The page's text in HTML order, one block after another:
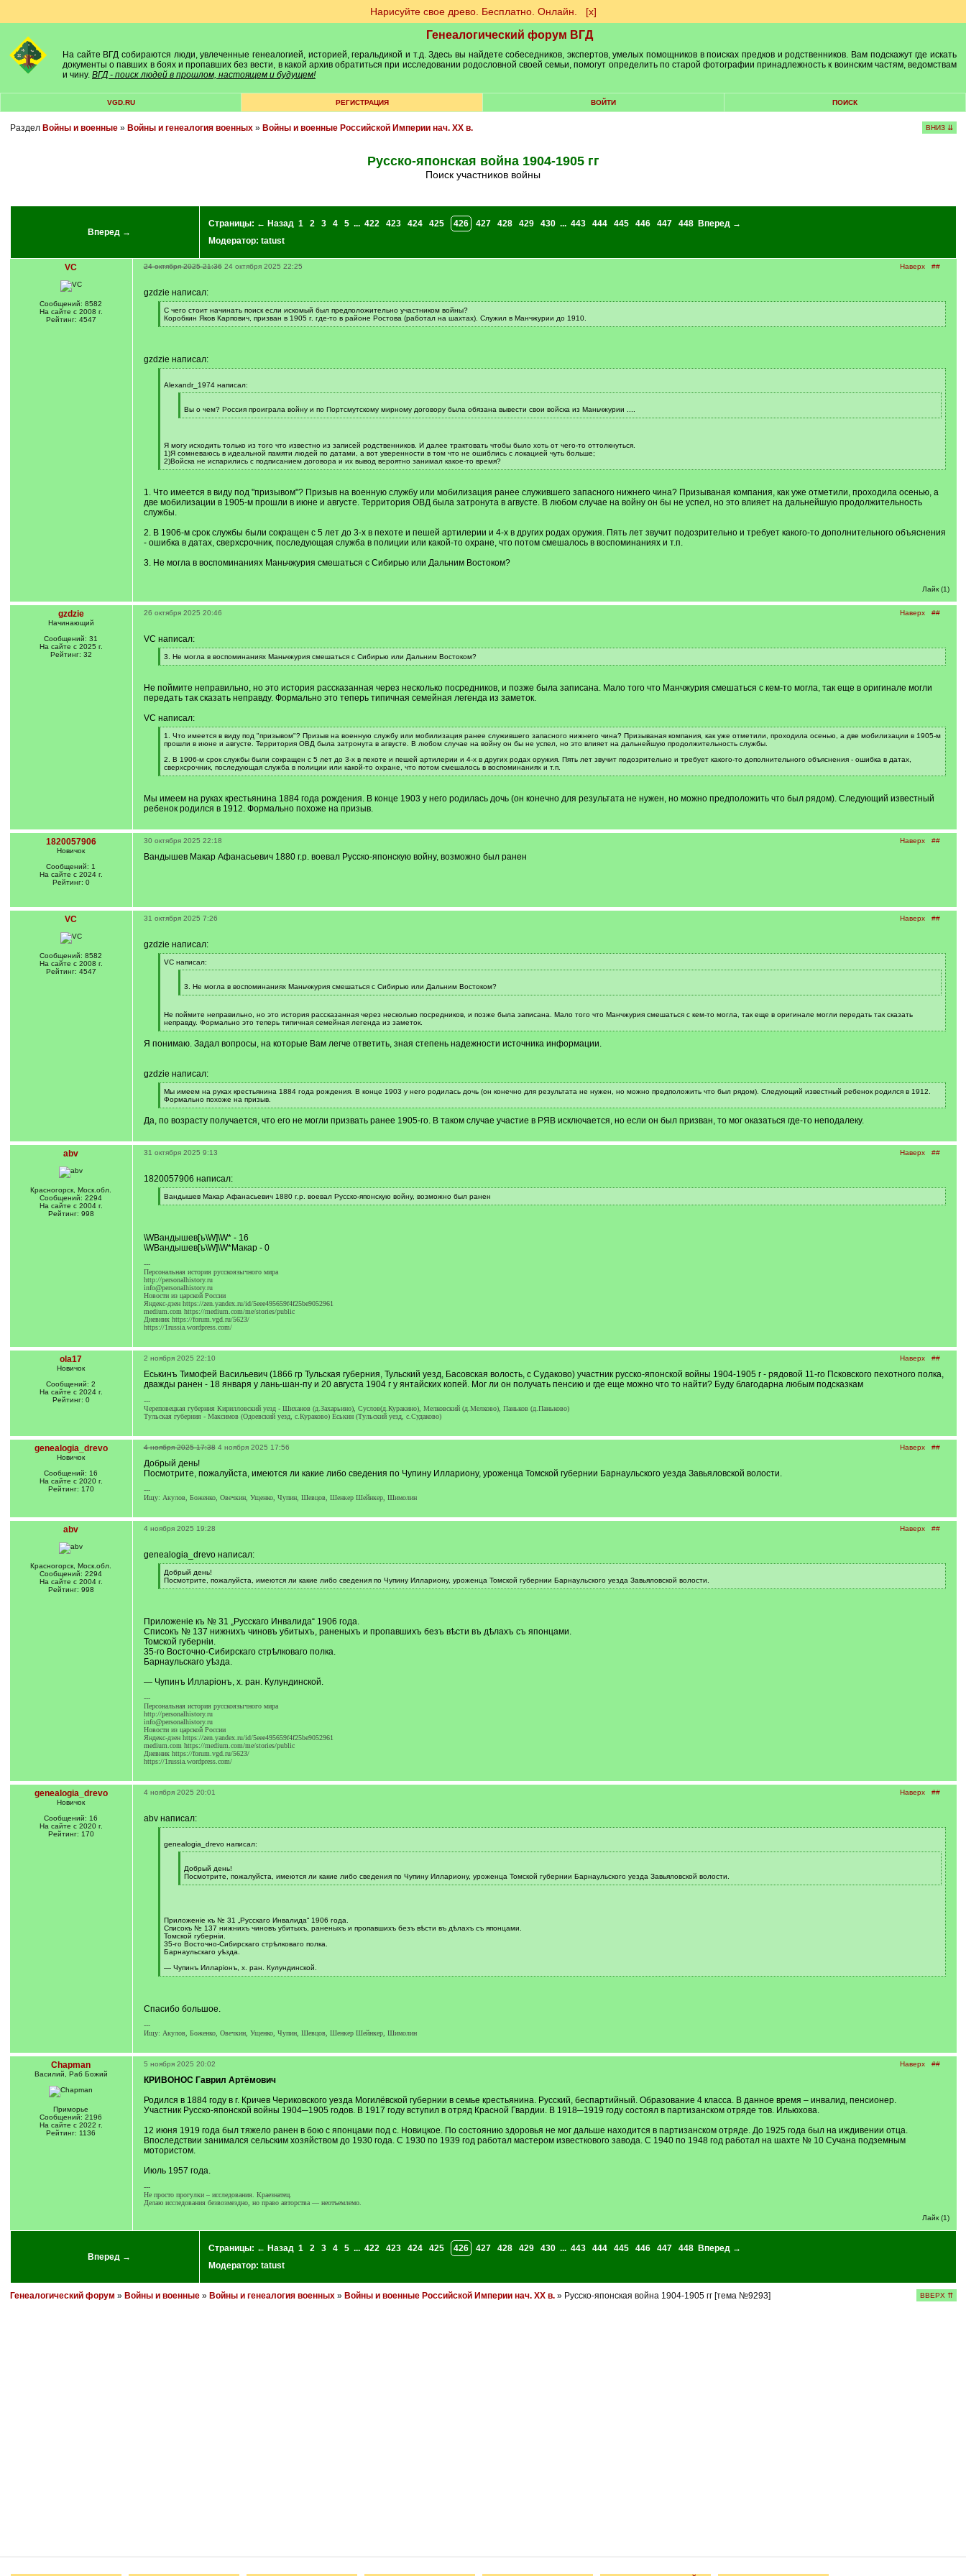
Нарисуйте свое древо. Бесплатно. Онлайн. [х]
Генеалогический форум ВГД
На сайте ВГД собираются люди, увлеченные генеалогией, историей, геральдикой и т.д. Здесь вы найдете собеседников, экспертов, умелых помощников в поисках предков и родственников. Вам подскажут где искать
документы о павших в боях и пропавших без вести, в какой архив обратиться при исследовании родословной своей семьи, помогут определить по старой фотографии принадлежность к воинским частям, ведомствам
и чину. ВГД - поиск людей в прошлом, настоящем и будущем!
VGD.RU РЕГИСТРАЦИЯ ВОЙТИ ПОИСК
Раздел Войны и военные» Войны и генеалогия военных» Войны и военные Российской Империи нач. XX в. ВНИЗ ⇊
Русско-японская война 1904-1905 гг
Поиск участников войны
Вперед →
Страницы: ← Назад 1 2 3 4 5 ... 422 423 424 425 426 427 428 429 430 ... 443 444 445 446 447 448
Вперед →
Модератор: tatust
VC
Сообщений: 8582
На сайте с 2008 г.
Рейтинг: 4547
Наверх ##
24 октября 2025 21:36 24 октября 2025 22:25
gzdzie написал:
[
q
]
С чего стоит начинать поиск если искомый был предположительно участником войны?
Коробкин Яков Карпович, призван в 1905 г. где-то в районе Ростова (работал на шахтах). Служил в Манчжурии до 1910.
[
gzdzie написал:
q
Alexandr_1974 написал:
q
]
Вы о чем? Россия проиграла войну и по Портсмутскому мирному договору была обязана вывести свои войска из Маньчжурии ....
[
Я могу исходить только из того что известно из записей родственников. И далее трактовать чтобы было хоть от чего-то оттолкнуться.
1)Я сомневаюсь в идеальной памяти людей по датами, а вот уверенности в том что не ошиблись с локацией чуть больше;
2)Войска не испарились с подписанием договора и их вывод вероятно занимал какое-то время?
[
]
1. Что имеется в виду под "призывом"? Призыв на военную службу или мобилизация ранее служившего запасного нижнего чина? Призываная компания, как уже отметили, проходила осенью, а
две мобилизации в 1905-м прошли в июне и августе. Территория ОВД была затронута в агвусте. В любом случае на войну он бы не успел, но это влияет на дальнейшую продолжительность
службы.
2. В 1906-м срок службы были сокращен с 5 лет до 3-х в пехоте и пешей артилерии и 4-х в других родах оружия. Пять лет звучит подозрительно и требует какого-то дополнительного объяснения
- ошибка в датах, сверхсрочник, последующая служба в полиции или какой-то охране, что потом смешалось в воспоминаниях и т.п.
3. Не могла в воспоминаниях Маньчжурия смешаться с Сибирью или Дальним Востоком?
Лайк (1)
gzdzie
Начинающий
Сообщений: 31
На сайте с 2025 г.
Рейтинг: 32
Наверх ##
26 октября 2025 20:46
VC написал:
[
q
3. Не могла в воспоминаниях Маньчжурия смешаться с Сибирью или Дальним Востоком?
[
]
Не поймите неправильно, но это история рассказанная через несколько посредников, и позже была записана. Мало того что Манчжурия смешаться с кем-то могла, так еще в оригинале могли
передать так сказать неправду. Формально это теперь типичная семейная легенда из заметок.
VC написал:
[
q
1. Что имеется в виду под "призывом"? Призыв на военную службу или мобилизация ранее служившего запасного нижнего чина? Призываная компания, как уже отметили, проходила осенью, а две мобилизации в 1905-м
прошли в июне и августе. Территория ОВД была затронута в агвусте. В любом случае на войну он бы не успел, но это влияет на дальнейшую продолжительность службы.
2. В 1906-м срок службы были сокращен с 5 лет до 3-х в пехоте и пешей артилерии и 4-х в других родах оружия. Пять лет звучит подозрительно и требует какого-то дополнительного объяснения - ошибка в датах,
сверхсрочник, последующая служба в полиции или какой-то охране, что потом смешалось в воспоминаниях и т.п.
[
]
Мы имеем на руках крестьянина 1884 года рождения. В конце 1903 у него родилась дочь (он конечно для результата не нужен, но можно предположить что был рядом). Следующий известный
ребенок родился в 1912. Формально похоже на призыв.
1820057906
Новичок
Сообщений: 1
На сайте с 2024 г.
Рейтинг: 0
Наверх ##
30 октября 2025 22:18
Вандышев Макар Афанасьевич 1880 г.р. воевал Русско-японскую войну, возможно был ранен
VC
Сообщений: 8582
На сайте с 2008 г.
Рейтинг: 4547
Наверх ##
31 октября 2025 7:26
gzdzie написал:
[VC написал:
q
]
3. Не могла в воспоминаниях Маньчжурия смешаться с Сибирью или Дальним Востоком?
[
q
]
Не поймите неправильно, но это история рассказанная через несколько посредников, и позже была записана. Мало того что Манчжурия смешаться с кем-то могла, так еще в оригинале могли передать так сказать
неправду. Формально это теперь типичная семейная легенда из заметок.
[
q
Я понимаю. Задал вопросы, на которые Вам легче ответить, зная степень надежности источника информации.
gzdzie написал:
[
q
]
Мы имеем на руках крестьянина 1884 года рождения. В конце 1903 у него родилась дочь (он конечно для результата не нужен, но можно предположить что был рядом). Следующий известный ребенок родился в 1912.
Формально похоже на призыв.
[
q
Да, по возрасту получается, что его не могли призвать ранее 1905-го. В таком случае участие в РЯВ исключается, но если он был призван, то мог оказаться где-то неподалеку.
abv
Красногорск, Моск.обл.
Сообщений: 2294
На сайте с 2004 г.
Рейтинг: 998
Наверх ##
31 октября 2025 9:13
1820057906 написал:
[
q
Вандышев Макар Афанасьевич 1880 г.р. воевал Русско-японскую войну, возможно был ранен
[
\WВандышев[ъ\W]\W* - 16
\WВандышев[ъ\W]\W*Макар - 0
---
Персональная история русскоязычного мира
http://personalhistory.ru
info@personalhistory.ru
Новости из царской России
Яндекс-дзен https://zen.yandex.ru/id/5eee495659f4f25be9052961
medium.com https://medium.com/me/stories/public
Дневник https://forum.vgd.ru/5623/
https://1russia.wordpress.com/
ola17
Новичок
Сообщений: 2
На сайте с 2024 г.
Рейтинг: 0
Наверх ##
2 ноября 2025 22:10
Еськинъ Тимофей Васильевич (1866 гр Тульская губерния, Тульский уезд, Басовская волость, с Судаково) участник русско-японской войны 1904-1905 г - рядовой 11-го Псковского пехотного полка,
дважды ранен - 18 января у лань-шан-пу и 20 августа 1904 г у янтайских копей. Мог ли он получать пенсию и где еще можно что то найти? Буду благодарна любым подсказкам
---
Череповецкая губерния Кирилловский уезд - Шиханов (д.Захарьино), Суслов(д.Куракино), Мелковский (д.Мелково), Паньков (д.Паньково)
Тульская губерния - Максимов (Одоевский уезд, с.Кураково) Еськин (Тульский уезд, с.Судаково)
genealogia_drevo
Новичок
Сообщений: 16
На сайте с 2020 г.
Рейтинг: 170
Наверх ##
4 ноября 2025 17:38 4 ноября 2025 17:56
Добрый день!
Посмотрите, пожалуйста, имеются ли какие либо сведения по Чупину Иллариону, уроженца Томской губернии Барнаульского уезда Завьяловской волости.
---
Ищу: Акулов, Боженко, Овечкин, Ущенко, Чупин, Шевцов, Шенкер Шейнкер, Шимолин
abv
Красногорск, Моск.обл.
Сообщений: 2294
На сайте с 2004 г.
Рейтинг: 998
Наверх ##
4 ноября 2025 19:28
genealogia_drevo написал:
[
q
]
Добрый день!
Посмотрите, пожалуйста, имеются ли какие либо сведения по Чупину Иллариону, уроженца Томской губернии Барнаульского уезда Завьяловской волости.
[
Приложеніе къ № 31 „Русскаго Инвалида“ 1906 года.
Списокъ № 137 нижнихъ чиновъ убитыхъ, раненыхъ и пропавшихъ безъ вѣсти въ дѣлахъ съ японцами.
Томской губерніи.
35-го Восточно-Сибирскаго стрѣлковаго полка.
Барнаульскаго уѣзда.
— Чупинъ Илларіонъ, х. ран. Кулундинской.
---
Персональная история русскоязычного мира
http://personalhistory.ru
info@personalhistory.ru
Новости из царской России
Яндекс-дзен https://zen.yandex.ru/id/5eee495659f4f25be9052961
medium.com https://medium.com/me/stories/public
Дневник https://forum.vgd.ru/5623/
https://1russia.wordpress.com/
genealogia_drevo
Новичок
Сообщений: 16
На сайте с 2020 г.
Рейтинг: 170
Наверх ##
4 ноября 2025 20:01
abv написал:
q
genealogia_drevo написал:
q
]
Добрый день!
Посмотрите, пожалуйста, имеются ли какие либо сведения по Чупину Иллариону, уроженца Томской губернии Барнаульского уезда Завьяловской волости.
[
Приложеніе къ № 31 „Русскаго Инвалида“ 1906 года.
Списокъ № 137 нижнихъ чиновъ убитыхъ, раненыхъ и пропавшихъ безъ вѣсти въ дѣлахъ съ японцами.
Томской губерніи.
35-го Восточно-Сибирскаго стрѣлковаго полка.
Барнаульскаго уѣзда.
— Чупинъ Илларіонъ, х. ран. Кулундинской.
[
Спасибо большое.
---
Ищу: Акулов, Боженко, Овечкин, Ущенко, Чупин, Шевцов, Шенкер Шейнкер, Шимолин
Chapman
Василий, Раб Божий
Приморье
Сообщений: 2196
На сайте с 2022 г.
Рейтинг: 1136
Наверх ##
5 ноября 2025 20:02
КРИВОНОС Гаврил Артёмович
Родился в 1884 году в г. Кричев Чериковского уезда Могилёвской губернии в семье крестьянина. Русский, беспартийный. Образование 4 класса. В данное время – инвалид, пенсионер.
Участник Русско-японской войны 1904─1905 годов. В 1917 году вступил в отряд Красной Гвардии. В 1918─1919 году состоял в партизанском отряде тов. Ильюхова.
12 июня 1919 года был тяжело ранен в бою с японцами под с. Новицкое. По состоянию здоровья не мог дальше находится в партизанском отряде. До 1925 года был на иждивении отца.
Впоследствии занимался сельским хозяйством до 1930 года. С 1930 по 1939 год работал мастером известкового завода. С 1940 по 1948 год работал на шахте № 10 Сучана подземным
мотористом.
Июль 1957 года.
---
Не просто прогулки – исследования. Краезнатец.
Делаю исследования безвозмездно, но право авторства — неотъемлемо.
Лайк (1)
Вперед →
Страницы: ← Назад 1 2 3 4 5 ... 422 423 424 425 426 427 428 429 430 ... 443 444 445 446 447 448
Вперед →
Модератор: tatust
Генеалогический форум » Войны и военные» Войны и генеалогия военных» Войны и военные Российской Империи нач. XX в. » Русско-японская война 1904-1905 гг [тема №9293] ВВЕРХ ⇈